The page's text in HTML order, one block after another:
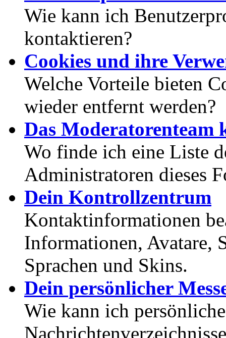
Wie kann ich
kontaktieren?
Cookies und ihre
Welche Vorteile bieten
wieder entfernt werden?
Das Moderatorenteam
Wo finde ich eine Liste
Administratoren dieses
Dein Kontrollzentrum
Kontaktinformationen
Informationen, Avatare,
Sprachen und Skins.
Dein persönlicher
Wie kann ich